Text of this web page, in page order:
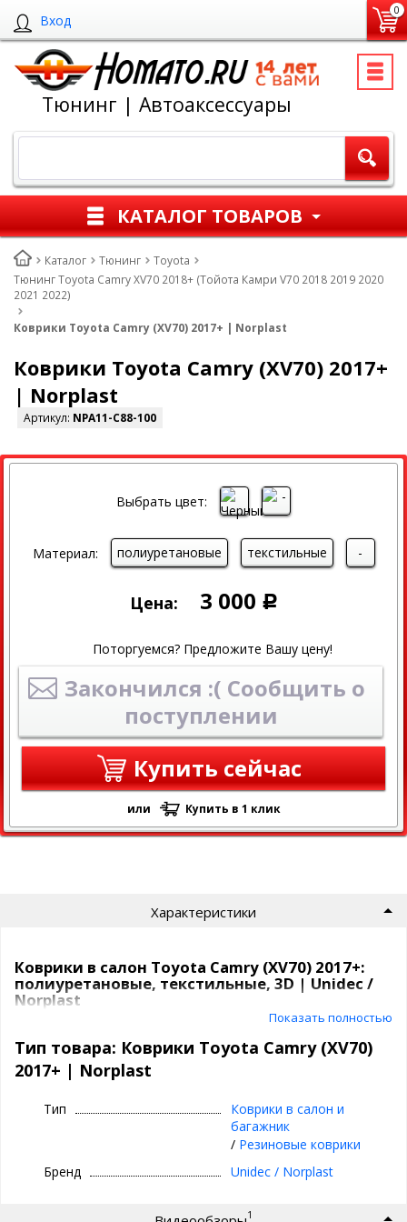
Вход
0
Тюнинг | Автоаксессуары
КАТАЛОГ ТОВАРОВ
Каталог Тюнинг
Toyota
Тюнинг Toyota Camry XV70 2018+ (Тойота Камри V70 2018 2019 2020
2021 2022)
Коврики Toyota Camry (XV70) 2017+ | Norplast
Коврики Toyota Camry (XV70) 2017+
| Norplast
Артикул: NPA11-C88-100
Выбрать цвет:
Материал: полиуретановые текстильные -
Цена: 3 000 Р
Поторгуемся? Предложите Вашу цену!
Закончился :( Сообщить о
поступлении
Купить сейчас
или Купить в 1 клик
Характеристики
Коврики в салон Toyota Camry (XV70) 2017+:
полиуретановые, текстильные, 3D | Unidec /
Norplast
Коврики Unidec в атомобиль от компаниии Норпласт бывают
изполиуретана итекстиля.
Camry (XV70) 2017+
, сделаны под каждую модель
под родной крепеж, бывают традиционные
(лучше прилегают, больше закрывают).
Показать полностью
Тип товара: Коврики Toyota Camry (XV70)
2017+ | Norplast
Тип
Коврики в салон и
багажник
/ Резиновые коврики
Бренд
Unidec / Norplast
1